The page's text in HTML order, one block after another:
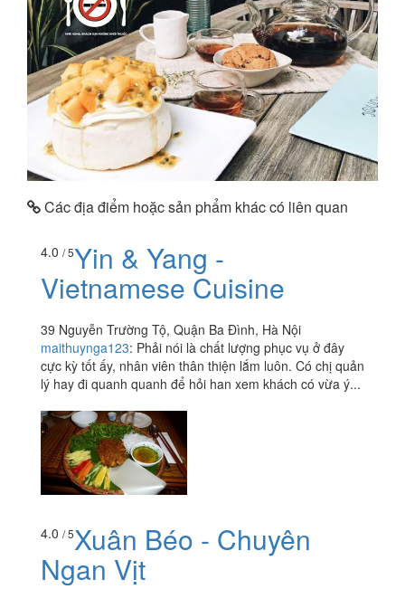
Các địa điểm hoặc sản phẩm khác có liên quan
4.0 / 5Yin & Yang -
Vietnamese Cuisine
39 Nguyễn Trường Tộ, Quận Ba Đình, Hà Nội
maithuynga123: Phải nói là chất lượng phục vụ ở đây
cực kỳ tốt ấy, nhân viên thân thiện lắm luôn. Có chị quản
lý hay đi quanh quanh để hỏi han xem khách có vừa ý...
4.0 / 5Xuân Béo - Chuyên
Ngan Vịt